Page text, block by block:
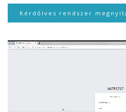
Kérdőíves rendszer